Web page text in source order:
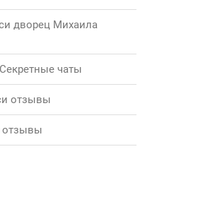
дворец Михаила
Секретные чаты
отзывы
отзывы